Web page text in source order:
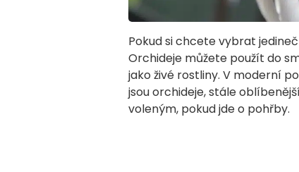
Pokud si chcete vybrat
Orchideje můžete použít do
jako živé rostliny. V moderní
jsou orchideje, stále
voleným, pokud jde o pohřby.